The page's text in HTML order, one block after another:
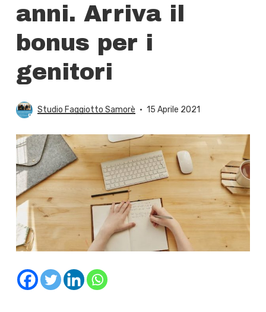
anni. Arriva il
bonus per i
genitori
Studio Faggiotto Samorè 15 Aprile 2021